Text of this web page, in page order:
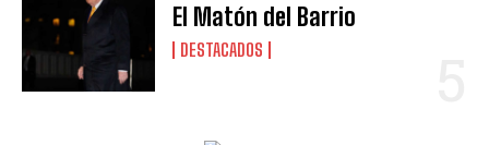
El Matón del Barrio
DESTACADOS